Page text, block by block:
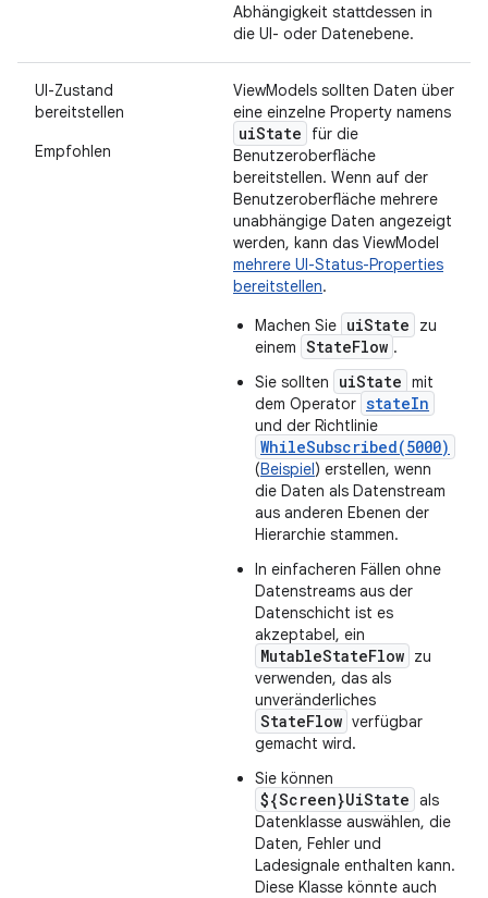
Abhängigkeit stattdessen in
die UI- oder Datenebene.
UI-Zustand
bereitstellen
Empfohlen
ViewModels sollten Daten über
eine einzelne Property namens
uiState
für die
Benutzeroberfläche
bereitstellen. Wenn auf der
Benutzeroberfläche mehrere
unabhängige Daten angezeigt
werden, kann das ViewModel
mehrere UI-Status-Properties
bereitstellen.
Machen Sie uiState
zu
einem StateFlow .
Sie sollten
uiState mit
dem Operator stateIn
und der Richtlinie
WhileSubscribed(5000)
(Beispiel) erstellen, wenn
die Daten als Datenstream
aus anderen Ebenen der
Hierarchie stammen.
In einfacheren Fällen ohne
Datenstreams aus der
Datenschicht ist es
akzeptabel, ein
MutableStateFlow zu
verwenden, das als
unveränderliches
StateFlow verfügbar
gemacht wird.
Sie können
${Screen}UiState als
Datenklasse auswählen, die
Daten, Fehler und
Ladesignale enthalten kann.
Diese Klasse könnte auch